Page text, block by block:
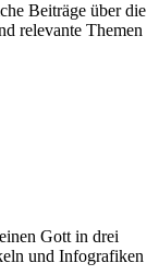
Beiträge über die
relevante Themen
Gott in drei
und Infografiken